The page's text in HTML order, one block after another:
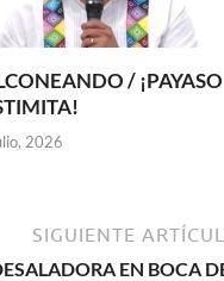
/ ¡PAYASO
2026
SIGUIENTE
EN BOCA